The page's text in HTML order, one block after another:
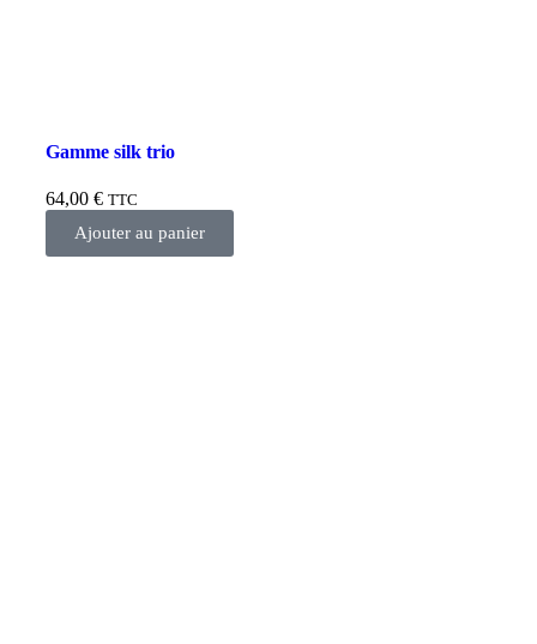
Gamme silk trio
64,00 € TTC
Ajouter au panier